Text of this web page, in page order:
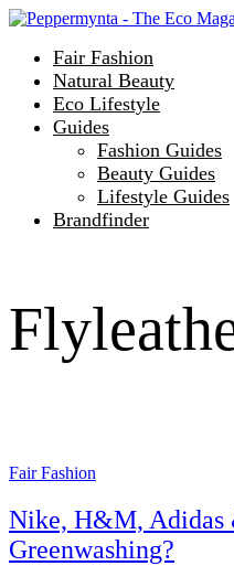
Fair Fashion
Natural Beauty
Eco Lifestyle
Guides
Fashion Guides
Beauty Guides
Lifestyle Guides
Brandfinder
Fair Fashion
Nike, H&M, Adidas
Greenwashing?